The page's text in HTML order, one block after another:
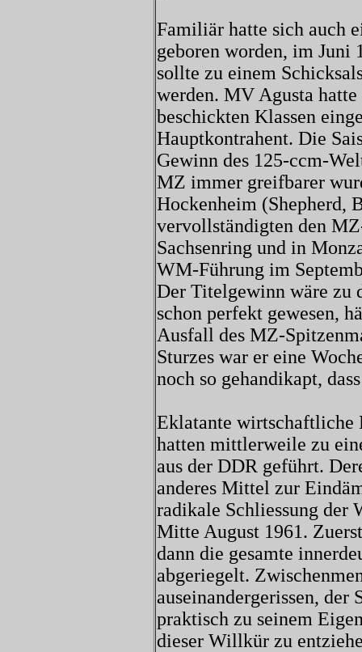
Familiär hatte sich auch
geboren worden, im Juni
sollte zu einem
werden. MV Agusta
beschickten Klassen
Hauptkontrahent. Die
Gewinn des 125-ccm-
MZ immer greifbarer
Hockenheim (Shepherd,
vervollständigten den
Sachsenring und in
WM-Führung im
Der Titelgewinn wäre zu
schon perfekt gewesen,
Ausfall des MZ-
Sturzes war er eine
noch so gehandikapt,
Eklatante wirtschaftliche
hatten mittlerweile zu
aus der DDR geführt.
anderes Mittel zur
radikale Schliessung der
Mitte August 1961.
dann die gesamte
abgeriegelt.
auseinandergerissen, der
praktisch zu seinem
dieser Willkür zu